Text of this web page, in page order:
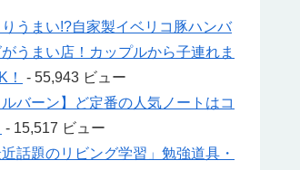
うまい!?自家製イベリコ豚ハンバ
うまい店！カップルから子連れま
！
- 55,943 ビュー
ルバーン】ど定番の人気ノートはコ
- 15,517 ビュー
近話題のリビング学習」勉強道具・